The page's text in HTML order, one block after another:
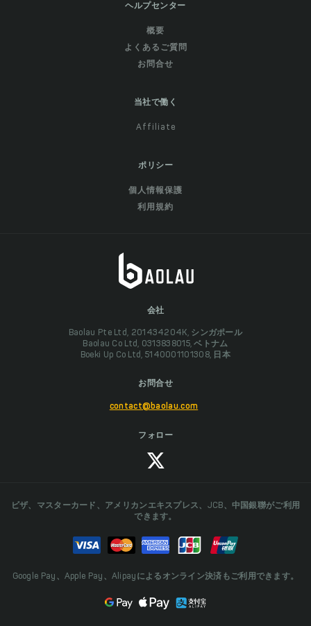
ヘルプセンター
概要
よくあるご質問
お問合せ
当社で働く
Affiliate
ポリシー
個人情報保護
利用規約
会社
Baolau Pte Ltd, 201434204K, シンガポール
Baolau Co Ltd, 0313838015, ベトナム
Boeki Up Co Ltd, 5140001101308, 日本
お問合せ
contact@baolau.com
フォロー
ビザ、マスターカード、アメリカンエキスプレス、JCB、中国銀聯がご利用
できます。
Google Pay、Apple Pay、Alipayによるオンライン決済もご利用できます。